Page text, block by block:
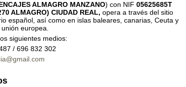
ALMAGRO MANZANO) con NIF 05625685T
ALMAGRO) CIUDAD REAL, opera a través del sitio
español, así como en islas baleares, canarias, Ceuta y
europea.
siguientes medios:
/ 696 832 302